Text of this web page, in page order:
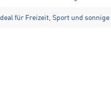
Ideal für Freizeit, Sport und sonnige